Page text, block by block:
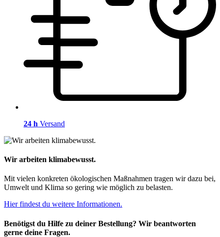
24 h Versand
Wir arbeiten klimabewusst.
Mit vielen konkreten ökologischen Maßnahmen tragen wir dazu bei,
Umwelt und Klima so gering wie möglich zu belasten.
Hier findest du weitere Informationen.
Benötigst du Hilfe zu deiner Bestellung? Wir beantworten
gerne deine Fragen.